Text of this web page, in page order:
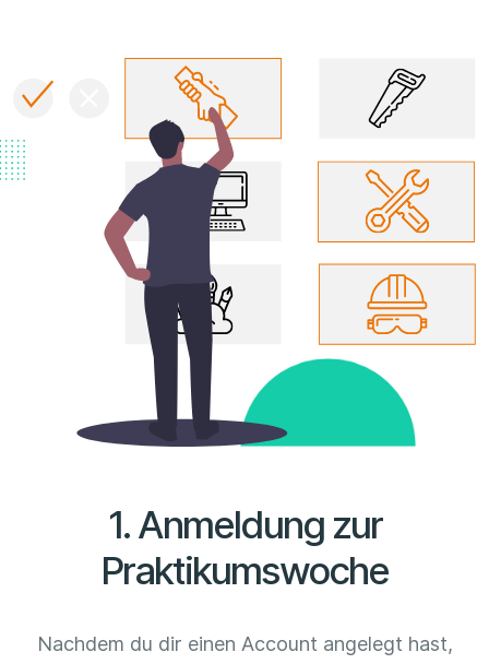
1. Anmeldung zur
Praktikumswoche
Nachdem du dir einen Account angelegt hast,